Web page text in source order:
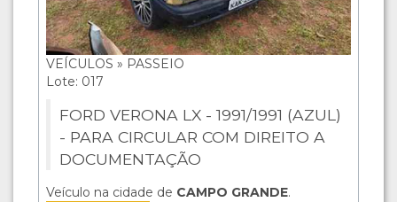
VEÍCULOS » PASSEIO
Lote: 017
FORD VERONA LX - 1991/1991 (AZUL)
- PARA CIRCULAR COM DIREITO A
DOCUMENTAÇÃO
Veículo na cidade de CAMPO GRANDE.